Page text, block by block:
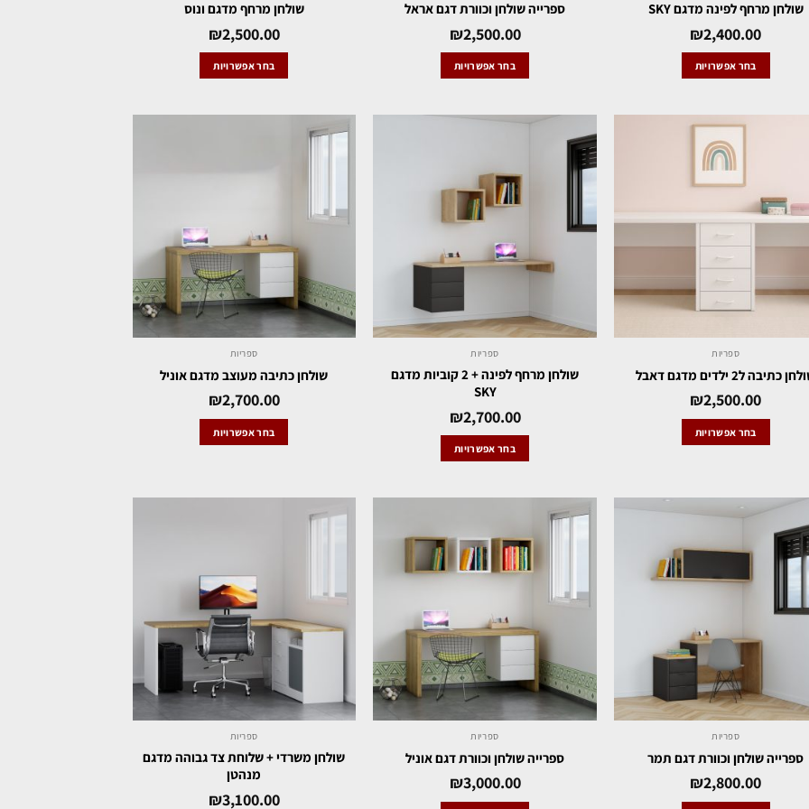
שולחן מרחף לפינה מדגם SKY
₪2,400.00
בחר אפשרויות
ספרייה שולחן וכוורת דגם אראל
₪2,500.00
בחר אפשרויות
שולחן מרחף מדגם ונוס
₪2,500.00
בחר אפשרויות
ספריות
כתיבה ל2 ילדים מדגם דאבל
₪2,500.00
בחר אפשרויות
ספריות
שולחן מרחף לפינה + 2 קוביות מדגם
SKY
₪2,700.00
בחר אפשרויות
ספריות
שולחן כתיבה מעוצב מדגם אוניל
₪2,700.00
בחר אפשרויות
ספריות
ספרייה שולחן וכוורת דגם תמר
₪2,800.00
ספריות
ספרייה שולחן וכוורת דגם אוניל
₪3,000.00
ספריות
שולחן משרדי + שלוחת צד גבוהה מדגם
מנהטן
₪3,100.00